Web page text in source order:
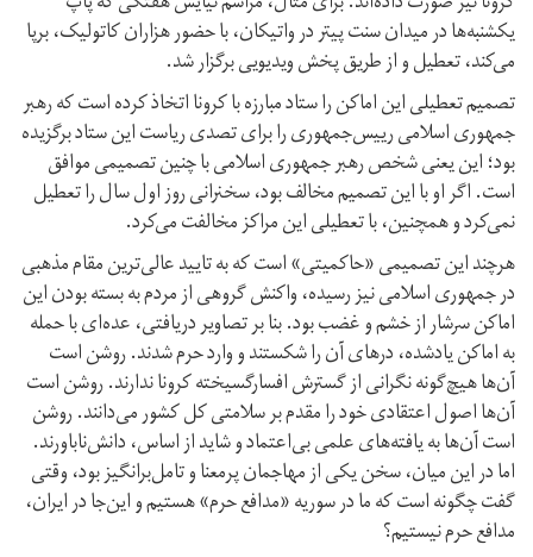
یکشنبه‌ها در میدان سنت پیتر در واتیکان، با حضور هزاران کاتولیک، برپا
می‌کند، تعطیل و از طریق پخش ویدیویی برگزار شد.
تصمیم تعطیلی این اماکن را ستاد مبارزه با کرونا اتخاذ کرده است که رهبر
جمهوری اسلامی رییس‌جمهوری را برای تصدی ریاست این ستاد برگزیده
بود؛ این یعنی شخص رهبر جمهوری اسلامی با چنین تصمیمی موافق
است. اگر او با این تصمیم مخالف بود، سخنرانی روز اول سال را تعطیل
نمی‌کرد و همچنین، با تعطیلی این مراکز مخالفت می‌کرد.
هرچند این تصمیمی «حاکمیتی» است که به تایید عالی‌ترین مقام مذهبی
در جمهوری اسلامی نیز رسیده، واکنش گروهی از مردم به بسته بودن این
اماکن سرشار از خشم و غضب بود. بنا بر تصاویر دریافتی، عده‌ای با حمله
به اماکن یاد‌شده، درهای آن را شکستند و وارد حرم شدند. روشن است
آن‌ها هیچ‌گونه نگرانی از گسترش افسارگسیخته کرونا ندارند. روشن است
آن‌ها اصول اعتقادی خود را مقدم بر سلامتی کل کشور می‌دانند. روشن
است آن‌ها به یافته‌های علمی بی‌اعتماد و شاید از اساس، دانش‌ناباورند.
اما در این میان، سخن یکی از مهاجمان پرمعنا و تامل‌برانگیز بود، وقتی
گفت چگونه است که ما در سوریه «مدافع حرم» هستیم و این‌جا در ایران،
مدافع حرم نیستیم؟